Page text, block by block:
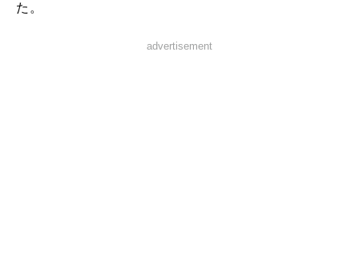
た。
advertisement